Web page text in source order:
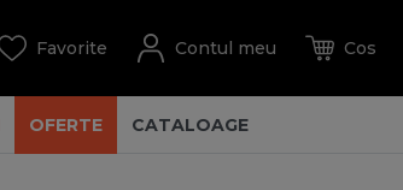
OFERTE CATALOAGE